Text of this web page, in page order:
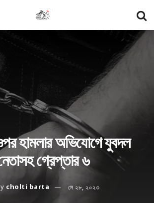
হামলার অভিযোগে যুবদল
গ্রেপ্তার ৬
cholti barta মে ২৮, ২০২৩